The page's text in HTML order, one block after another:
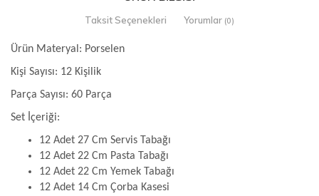
Taksit Seçenekleri Yorumlar (0)
Ürün Materyal: Porselen
Kişi Sayısı: 12 Kişilik
Parça Sayısı: 60 Parça
Set İçeriği:
12 Adet 27 Cm Servis Tabağı
12 Adet 22 Cm Pasta Tabağı
12 Adet 22 Cm Yemek Tabağı
12 Adet 14 Cm Çorba Kasesi